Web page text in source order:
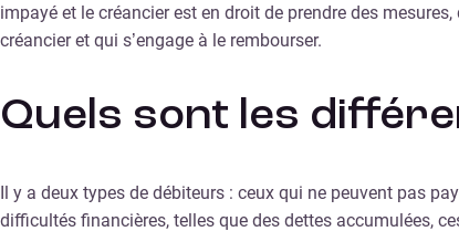
impayé et le créancier est en droit de prendre des
créancier et qui s’engage à le rembourser.
Quels sont les
Il y a deux types de débiteurs : ceux qui ne peuvent pas
difficultés financières, telles que des dettes accumulées,